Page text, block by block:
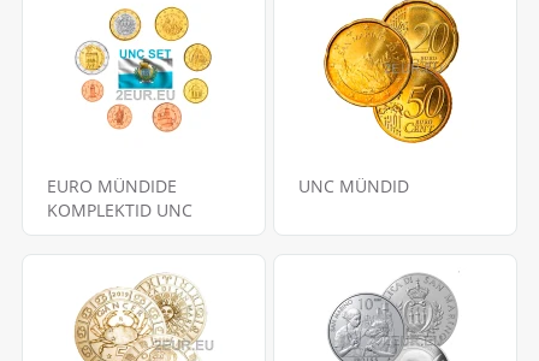
EURO MÜNDIDE
KOMPLEKTID UNC
UNC MÜNDID